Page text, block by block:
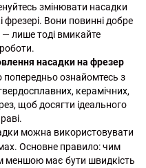
змінювати насадки
фрезері. Вони повинні добре
— лише тоді вмикайте
насадки на фрезер
попередньо ознайомтесь з
, керамічних,
, щоб досягти ідеального
можна використовувати
Основне правило: чим
меншою має бути швидкість